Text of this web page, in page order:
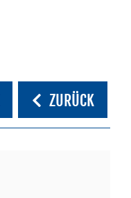
ZURÜCK